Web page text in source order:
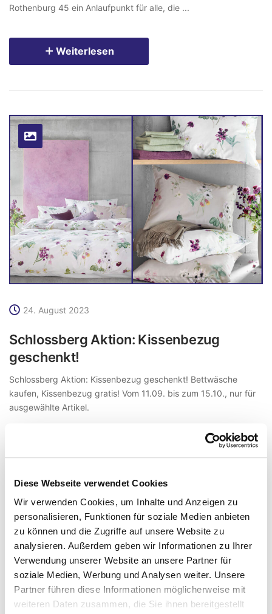
Diese Webseite verwendet Cookies
Wir verwenden Cookies, um Inhalte und Anzeigen zu
personalisieren, Funktionen für soziale Medien anbieten
zu können und die Zugriffe auf unsere Website zu
analysieren. Außerdem geben wir Informationen zu Ihrer
Verwendung unserer Website an unsere Partner für
soziale Medien, Werbung und Analysen weiter. Unsere
Partner führen diese Informationen möglicherweise mit
weiteren Daten zusammen, die Sie ihnen bereitgestellt
Rothenburg 45 ein Anlaufpunkt für alle, die ...
Weiterlesen
24. August 2023
Schlossberg Aktion: Kissenbezug
geschenkt!
Schlossberg Aktion: Kissenbezug geschenkt! Bettwäsche
kaufen, Kissenbezug gratis! Vom 11.09. bis zum 15.10., nur für
ausgewählte Artikel.